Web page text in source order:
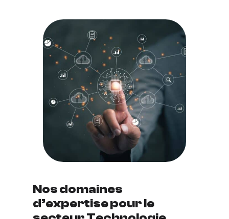
Nos domaines
d’expertise pour le